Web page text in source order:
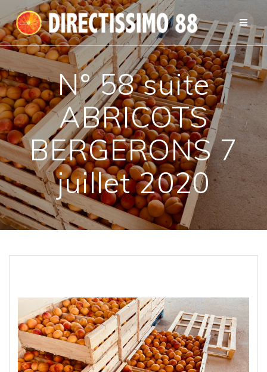
Passer
au
contenu
N° 58 suite
ABRICOTS
BERGERONS 7
juillet 2020